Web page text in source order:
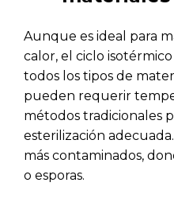
Aunque es ideal para
calor, el ciclo
todos los tipos de
pueden requerir
métodos tradicionales
esterilización
más contaminados,
o esporas.